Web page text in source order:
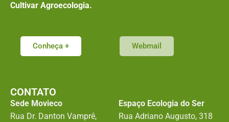
Cultivar Agroecologia.
Conheça + Webmail
CONTATO
Sede Movieco
Rua Dr. Danton Vamprê,
Espaço Ecologia do Ser
Rua Adriano Augusto, 318